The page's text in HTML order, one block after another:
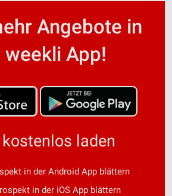
Angebote in
weekli App!
laden
in der Android App blättern
in der iOS App blättern